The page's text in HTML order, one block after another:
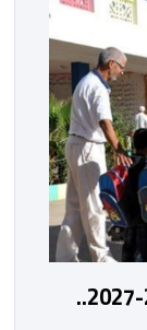
تفاصيل الدخول المدرسي 2026-2027..